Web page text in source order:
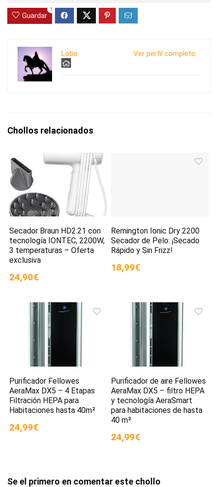
Guardar
1
Ver perfil completo
Lobo
Chollos relacionados
Secador Braun HD2.21 con
tecnología IONTEC, 2200W,
3 temperaturas – Oferta
exclusiva
24,90€
Remington Ionic Dry 2200
Secador de Pelo: ¡Secado
Rápido y Sin Frizz!
18,99€
Purificador Fellowes
AeraMax DX5 – 4 Etapas
Filtración HEPA para
Habitaciones hasta 40m²
24,99€
Purificador de aire Fellowes
AeraMax DX5 – filtro HEPA
y tecnología AeraSmart
para habitaciones de hasta
40 m²
24,99€
Se el primero en comentar este chollo